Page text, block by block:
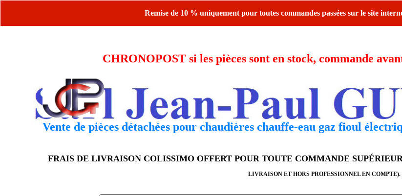
Remise de 10 % uniquement pour toutes commandes passées sur le site
CHRONOPOST si les pièces sont en stock, commande
Vente de pièces détachées pour chaudières chauffe-eau gaz fioul
FRAIS DE LIVRAISON COLISSIMO OFFERT POUR TOUTE COMMANDE
LIVRAISON ET HORS PROFESSIONNEL EN COMPTE).